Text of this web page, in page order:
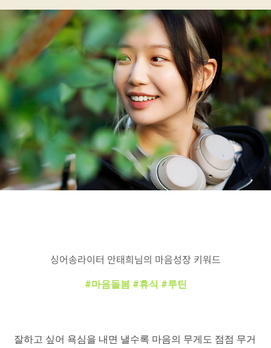
싱어송라이터 안태희님의 마음성장 키워드
#마음돌봄 #휴식 #루틴
잘하고 싶어 욕심을 내면 낼수록 마음의 무게도 점점 무거